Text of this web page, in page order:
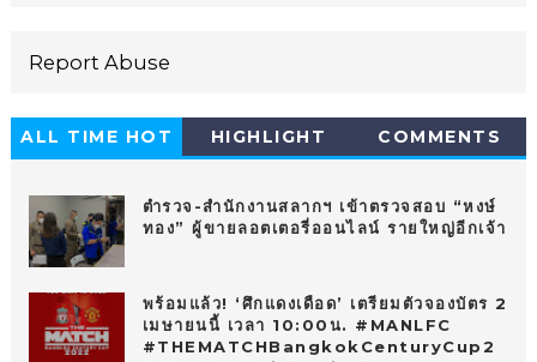
Report Abuse
ALL TIME HOT
HIGHLIGHT COMMENTS
ตำรวจ-สำนักงานสลากฯ เข้าตรวจสอบ “หงษ์
ทอง” ผู้ขายลอตเตอรี่ออนไลน์ รายใหญ่อีกเจ้า
พร้อมแล้ว! ‘ศึกแดงเดือด’ เตรียมตัวจองบัตร 2
เมษายนนี้ เวลา 10:00น. #MANLFC
#THEMATCHBangkokCenturyCup2